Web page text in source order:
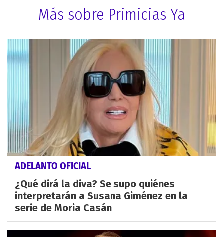
Más sobre Primicias Ya
ADELANTO OFICIAL
¿Qué dirá la diva? Se supo quiénes
interpretarán a Susana Giménez en la
serie de Moria Casán